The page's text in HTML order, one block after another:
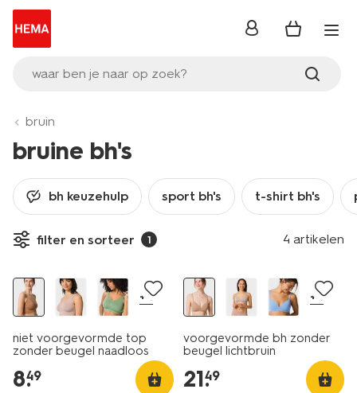
waar ben je naar op zoek?
inloggen
bruin
bruine bh's
bh keuzehulp sport bh's t-shirt bh's
filter en sorteer 1 4 artikelen
30% korting
+4
niet voorgevormde top
zonder beugel naadloos
8.
49
+4
voorgevormde bh zonder
beugel lichtbruin
21.
49